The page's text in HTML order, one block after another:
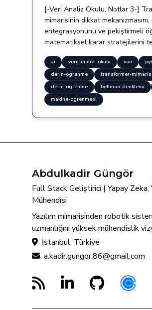
[-Veri Analiz Okulu, Notlar 3-]
mimarisinin dikkat
entegrasyonunu ve pekiştirmeli
matematiksel karar stratejilerini
ai veri-analizi-okulu vao
derin-ogrenme
transformer-mimarisi
derin-ogrenme
bellman-denklemi
makine-ogrenmesi
Abdulkadir Güngör
Full Stack Geliştirici | Yapay
Mühendisi
Yazılım mimarisinden robotik
uzmanlığını yüksek mühendislik
İstanbul, Türkiye
a.kadir.gungor.86@gmail.com